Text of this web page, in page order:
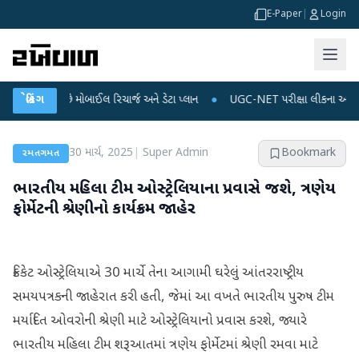
E-Paper Login
બ્રેકિંગ
શકે છે મોબાઈલ રિચાર્જ અને ડેટા પ્લાન ● UGC-NET પરીક્ષા લીકના આરોપો પર
રમતગમત 30 માર્ચ, 2025 Super Admin Bookmark
ભારતીય મહિલા ટીમ ઓસ્ટ્રેલિયાના પ્રવાસે જશે, ત્રણેય
ફોર્મેટની શ્રેણીનો કાર્યક્રમ જાહેર
ક્રિકેટ ઓસ્ટ્રેલિયાએ 30 માર્ચે તેના આગામી ઘરેલું આંતરરાષ્ટ્રીય
સમયપત્રકની જાહેરાત કરી હતી, જેમાં આ વખતે ભારતીય પુરુષ ટીમ
મર્યાદિત ઓવરોની શ્રેણી માટે ઓસ્ટ્રેલિયાનો પ્રવાસ કરશે, જ્યારે
ભારતીય મહિલા ટીમ શરૂઆતમાં ત્રણેય ફોર્મેટમાં શ્રેણી રમવા માટે